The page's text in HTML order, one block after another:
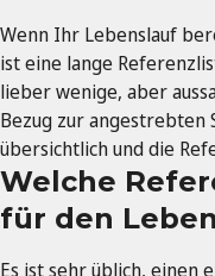
Wenn Ihr Lebenslauf
ist eine lange
lieber wenige, aber
Bezug zur angestrebten
übersichtlich und die
Welche
für den
Es ist sehr üblich, einen